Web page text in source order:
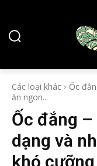
Các loại khác
Ốc
ăn ngon...
Ốc đắng
dạng và
khó cưỡng